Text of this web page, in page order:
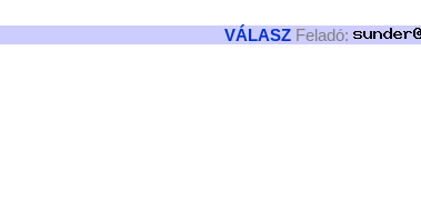
VÁLASZ Feladó: